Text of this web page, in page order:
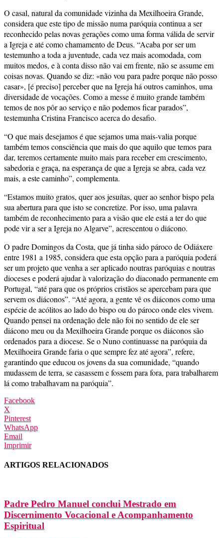
O casal, natural da comunidade vizinha da Mexilhoeira Grande,
considera que este tipo de missão numa paróquia continua a ser
reconhecido pelas novas gerações como uma forma válida de servir
a Igreja e até como chamamento de Deus. “Acaba por ser um
testemunho a toda a juventude, cada vez mais acomodada, com
muitos medos, e à conta disso não vai em frente, não se assume em
coisas novas. Quando se diz: «não vou para padre porque não posso
casar», [é preciso] perceber que na Igreja há outros caminhos, uma
diversidade de vocações. Como a messe é muito grande também
temos de nos pôr ao serviço e não podemos ficar parados”,
testemunha Cristina Francisco acerca do desafio.
“O que mais desejamos é que sejamos uma mais-valia porque
também temos consciência que mais do que aquilo que temos para
dar, teremos certamente muito mais para receber em crescimento,
sabedoria e graça, na esperança de que a Igreja se abra, cada vez
mais, a este caminho”, complementa.
“Estamos muito gratos, quer aos jesuítas, quer ao senhor bispo pela
sua abertura para que isto se concretize. Por isso, uma palavra
também de reconhecimento para a visão que ele está a ter do que
pode vir a ser a Igreja no Algarve”, acrescentou o diácono.
O padre Domingos da Costa, que já tinha sido pároco de Odiáxere
entre 1981 a 1985, considera que esta opção para a paróquia poderá
ser um projeto que venha a ser aplicado noutras paróquias e noutras
dioceses e poderá ajudar à valorização do diaconado permanente em
Portugal, “até para que os próprios cristãos se apercebam para que
servem os diáconos”. “Até agora, a gente vê os diáconos como uma
espécie de acólitos ao lado do bispo ou do pároco onde eles vivem.
Quando pensei na ordenação dele não foi no sentido de ele ser
diácono meu ou da Mexilhoeira Grande porque os diáconos são
ordenados para a diocese. Se o Nuno continuasse na paróquia da
Mexilhoeira Grande faria o que sempre fez até agora”, refere,
garantindo que educou os jovens da sua comunidade, “quando
mudassem de terra, se casassem e fossem para fora, para trabalharem
lá como trabalhavam na paróquia”.
Facebook
X
Pinterest
WhatsApp
Email
Imprimir
ARTIGOS RELACIONADOS
Padre Pedro Manuel conclui Mestrado em
Discernimento Vocacional e Acompanhamento
Espiritual